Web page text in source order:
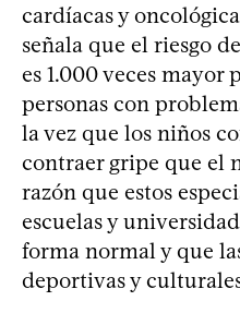
cardíacas y
señala que el riesgo
es 1.000 veces mayor
personas con
la vez que los niños
contraer gripe que el
razón que estos
escuelas y
forma normal y que
deportivas y